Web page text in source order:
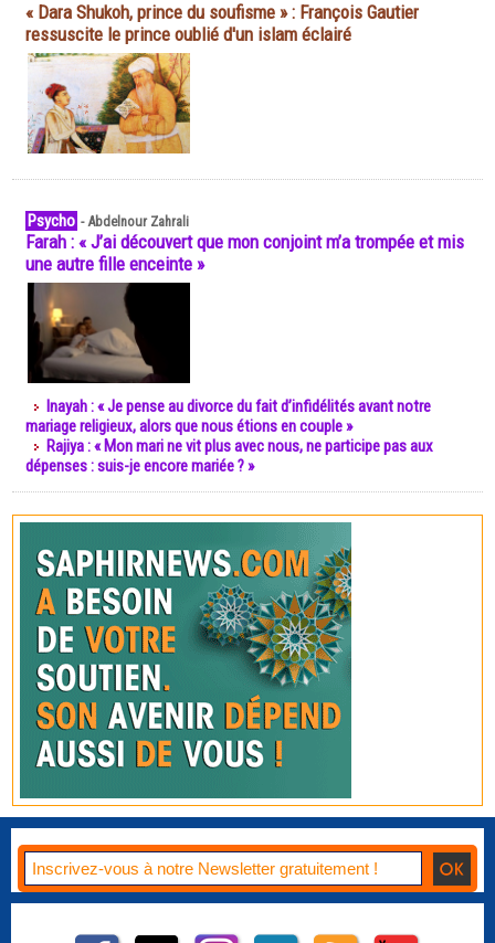
« Dara Shukoh, prince du soufisme » : François Gautier
ressuscite le prince oublié d'un islam éclairé
Psycho -Abdelnour Zahrali
Farah : « J’ai découvert que mon conjoint m’a trompée et mis
une autre fille enceinte »
Inayah : « Je pense au divorce du fait d’infidélités avant notre
mariage religieux, alors que nous étions en couple »
Rajiya : « Mon mari ne vit plus avec nous, ne participe pas aux
dépenses : suis-je encore mariée ? »